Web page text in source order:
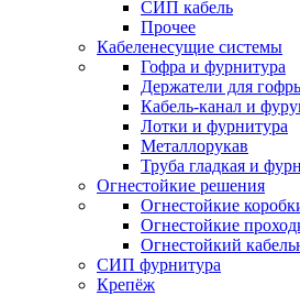
СИП кабель
Прочее
Кабеленесущие системы
Гофра и фурнитура
Держатели для
Кабель-канал и
Лотки и фурнитура
Металлорукав
Труба гладкая и
Огнестойкие решения
Огнестойкие
Огнестойкие
Огнестойкий
СИП фурнитура
Крепёж